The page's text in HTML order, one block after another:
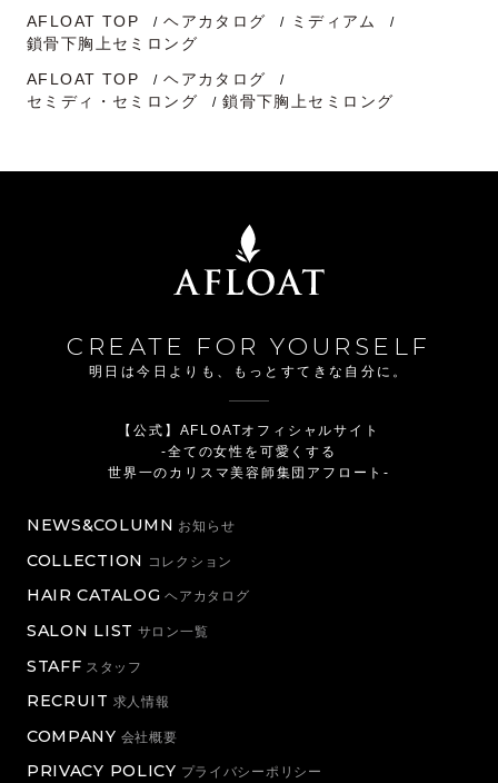
AFLOAT TOP
ヘアカタログ
ミディアム
鎖骨下胸上セミロング
AFLOAT TOP
ヘアカタログ
セミディ・セミロング
鎖骨下胸上セミロング
CREATE FOR YOURSELF
明日は今日よりも、もっとすてきな自分に。
【公式】AFLOATオフィシャルサイト
-全ての女性を可愛くする
世界一のカリスマ美容師集団アフロート-
NEWS&COLUMN お知らせ
COLLECTION コレクション
HAIR CATALOG ヘアカタログ
SALON LIST サロン一覧
STAFF スタッフ
RECRUIT 求人情報
COMPANY 会社概要
PRIVACY POLICY プライバシーポリシー